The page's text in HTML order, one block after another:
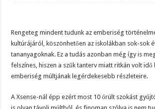
Rengeteg mindent tudunk az emberiség
kultúrájáról, köszönhetően az iskolákban sok-sok
tananyagoknak. Ez a tudás azonban még így is
felszínes, hiszen a szűk tanterv miatt ritkán volt idő
emberiség múltjának legérdekesebb részleteire.
A Xsense-nál épp ezért most 10 őrült szokást